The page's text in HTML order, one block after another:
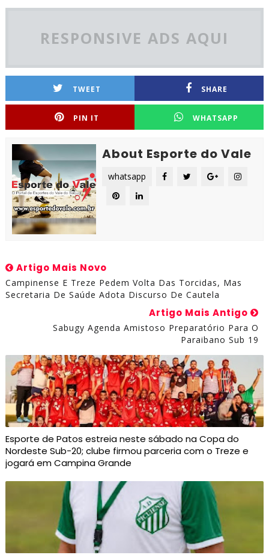
RESPONSIVE ADS AQUI
TWEET SHARE
PIN IT WHATSAPP
About Esporte do Vale
whatsapp
Artigo Mais Novo
Campinense E Treze Pedem Volta Das Torcidas, Mas
Secretaria De Saúde Adota Discurso De Cautela
Artigo Mais Antigo
Sabugy Agenda Amistoso Preparatório Para O
Paraibano Sub 19
Esporte de Patos estreia neste sábado na Copa do
Nordeste Sub-20; clube firmou parceria com o Treze e
jogará em Campina Grande